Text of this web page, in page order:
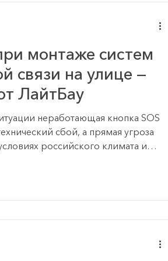
частью промышленной
монтаже систем
связи на улице —
ЛайтБау
неработающая кнопка SOS
сбой, а прямая угроза
российского климата и
приводят к
на улице: Игнорирование